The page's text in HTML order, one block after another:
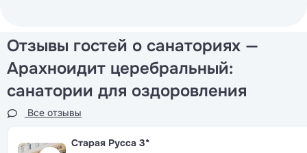
Отзывы гостей о санаториях —
Арахноидит церебральный:
санатории для оздоровления
Все отзывы
Старая Русса 3*